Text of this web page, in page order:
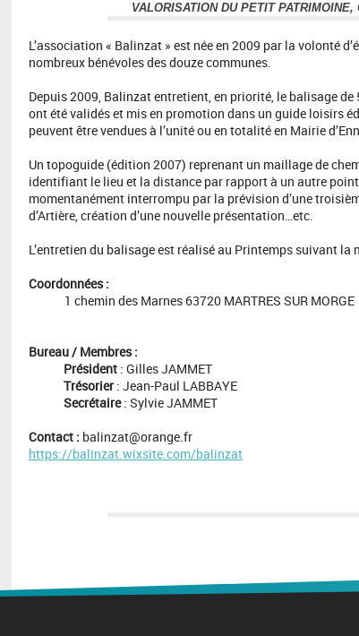
VALORISATION DU PETIT
L’association « Balinzat » est née en 2009 par la volonté
nombreux bénévoles des douze communes.
Depuis 2009, Balinzat entretient, en priorité, le balisage
ont été validés et mis en promotion dans un guide loisirs
peuvent être vendues à l’unité ou en totalité en Mairie
Un topoguide (édition 2007) reprenant un maillage de
identifiant le lieu et la distance par rapport à un autre
momentanément interrompu par la prévision d’une
d’Artière, création d’une nouvelle présentation…etc.
L’entretien du balisage est réalisé au Printemps suivant
Coordonnées :
1 chemin des Marnes 63720 MARTRES SUR MORGE
Bureau / Membres :
Président : Gilles JAMMET
Trésorier: Jean-Paul LABBAYE
Secrétaire: Sylvie JAMMET
Contact : balinzat@orange.fr
https://balinzat.wixsite.com/balinzat